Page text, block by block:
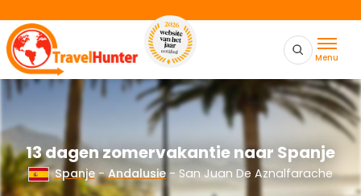
Menu
13 dagen zomervakantie naar Spanje
Spanje-Andalusie- San Juan De Aznalfarache